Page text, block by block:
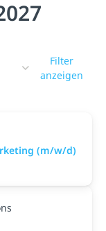
Filter
anzeigen
(m/w/d)